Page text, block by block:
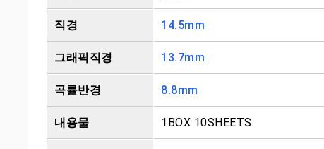
직경 14.5mm
그래픽직경 13.7mm
곡률반경 8.8mm
내용물 1BOX 10SHEETS